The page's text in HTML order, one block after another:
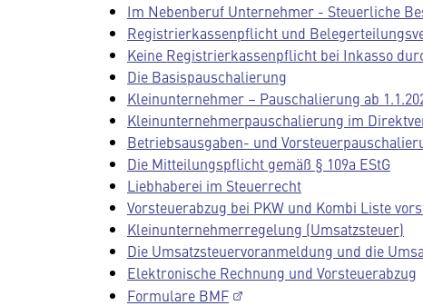
Im Nebenberuf Unternehmer - Steuerliche
Registrierkassenpflicht und
Keine Registrierkassenpflicht bei Inkasso
Die Basispauschalierung
Kleinunternehmer – Pauschalierung ab
Kleinunternehmerpauschalierung im
Betriebsausgaben- und
Die Mitteilungspflicht gemäß § 109a EStG
Liebhaberei im Steuerrecht
Vorsteuerabzug bei PKW und Kombi Liste
Kleinunternehmerregelung (Umsatzsteuer)
Die Umsatzsteuervoranmeldung und die
Elektronische Rechnung und Vorsteuerabzug
Formulare BMF